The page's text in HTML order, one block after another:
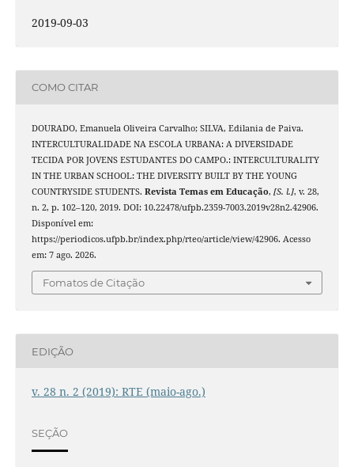
2019-09-03
COMO CITAR
DOURADO, Emanuela Oliveira Carvalho; SILVA, Edilania de Paiva.
INTERCULTURALIDADE NA ESCOLA URBANA: A DIVERSIDADE
TECIDA POR JOVENS ESTUDANTES DO CAMPO.: INTERCULTURALITY
IN THE URBAN SCHOOL: THE DIVERSITY BUILT BY THE YOUNG
COUNTRYSIDE STUDENTS. Revista Temas em Educação, [S. l.], v. 28,
n. 2, p. 102–120, 2019. DOI: 10.22478/ufpb.2359-7003.2019v28n2.42906.
Disponível em:
https://periodicos.ufpb.br/index.php/rteo/article/view/42906. Acesso
em: 7 ago. 2026.
Fomatos de Citação
EDIÇÃO
v. 28 n. 2 (2019): RTE (maio-ago.)
SEÇÃO